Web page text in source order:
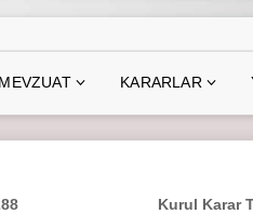
MEVZUAT KARARLAR
Kurul Karar